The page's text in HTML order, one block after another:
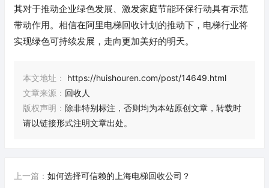
其对于推动企业绿色发展、激发家庭节能环保行动具有示范
带动作用。相信在阿里电梯回收计划的推动下，电梯行业将
实现绿色可持续发展，走向更加美好的明天。
本文地址：
https://huishouren.com/post/14649.html
文章来源： 回收人
版权声明： 除非特别标注，否则均为本站原创文章，转载时
请以链接形式注明文章出处。
上一篇： 如何选择可信赖的上海电梯回收公司？